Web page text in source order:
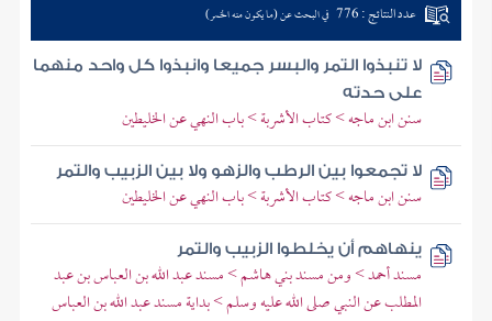
عدد النتائج : 776 في البحث عن (ما يكون منه الخمر)
لا تنبذوا التمر والبسر جميعا وانبذوا كل واحد منهما
على حدته
سنن ابن ماجه > كتاب الأشربة > باب النهي عن الخليطين
لا تجمعوا بين الرطب والزهو ولا بين الزبيب والتمر
سنن ابن ماجه > كتاب الأشربة > باب النهي عن الخليطين
ينهاهم أن يخلطوا الزبيب والتمر
مسند أحمد > ومن مسند بني هاشم > مسند عبد الله بن العباس بن عبد
المطلب عن النبي صلى الله عليه وسلم > بداية مسند عبد الله بن العباس